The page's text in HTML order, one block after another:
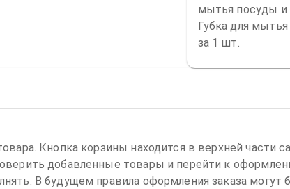
мытья посуды и
Губка для
за 1 шт.
Кнопка корзины находится в верхней части
добавленные товары и перейти к
В будущем правила оформления заказа